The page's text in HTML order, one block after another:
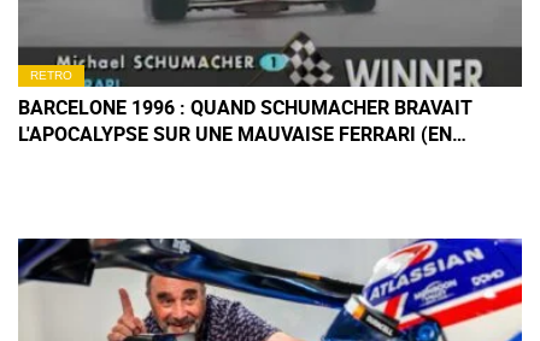
RETRO
BARCELONE 1996 : QUAND SCHUMACHER BRAVAIT
L'APOCALYPSE SUR UNE MAUVAISE FERRARI (EN